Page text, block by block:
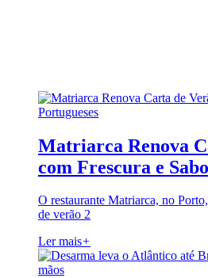
Matriarca Renova
com Frescura e
O restaurante Matriarca, no
de verão 2
Ler mais+